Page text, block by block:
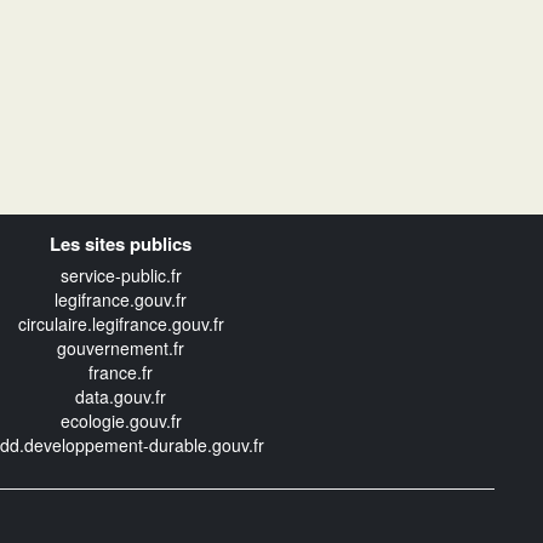
Les sites publics
service-public.fr
legifrance.gouv.fr
circulaire.legifrance.gouv.fr
gouvernement.fr
france.fr
data.gouv.fr
ecologie.gouv.fr
durable.gouv.fr